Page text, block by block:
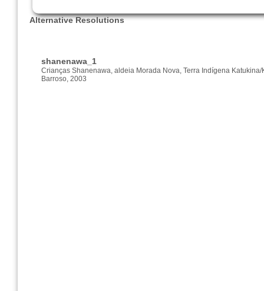
Alternative Resolutions
shanenawa_1
Crianças Shanenawa, aldeia Morada Nova, Terra Indígena
Barroso, 2003